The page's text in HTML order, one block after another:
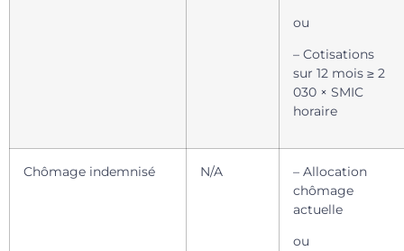
ou
– Cotisations
sur 12 mois ≥ 2
030 × SMIC
horaire
Chômage indemnisé N/A
– Allocation
chômage
actuelle
ou